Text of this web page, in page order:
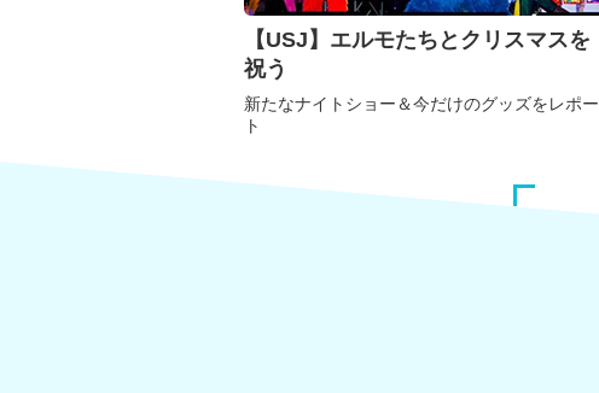
【USJ】エルモたちとクリスマスを
祝う
新たなナイトショー＆今だけのグッズをレポー
ト